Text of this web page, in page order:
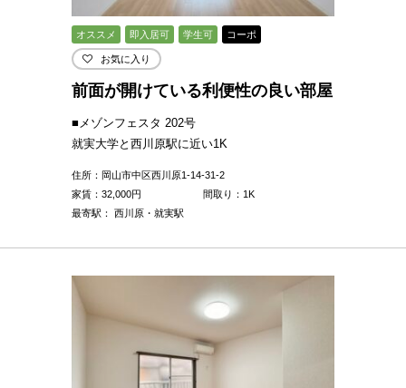
オススメ 即入居可 学生可 コーポ
お気に入り
前面が開けている利便性の良い部屋
■メゾンフェスタ 202号
就実大学と西川原駅に近い1K
住所：岡山市中区西川原1-14-31-2
家賃： 32,000円
間取り：1K
最寄駅： 西川原・就実駅